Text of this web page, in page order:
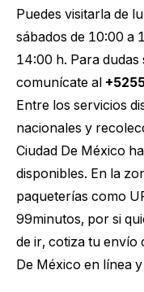
Puedes visitarla de
sábados de 10:00 a
14:00 h. Para
comunícate al
Entre los servicios
nacionales y
Ciudad De México
disponibles. En la
paqueterías como
99minutos, por si
de ir, cotiza tu envío
De México en línea